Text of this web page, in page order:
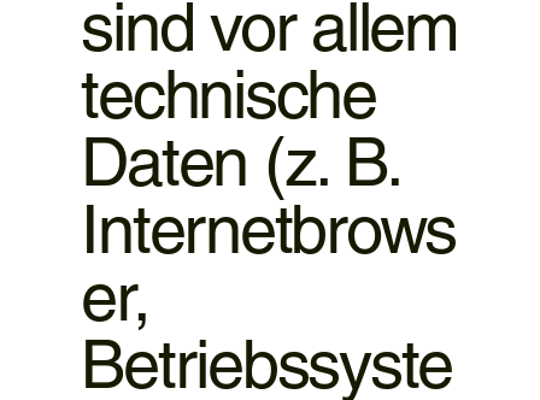
sind vor allem
technische
Daten (z. B.
Internetbrows
er,
Betriebssyste